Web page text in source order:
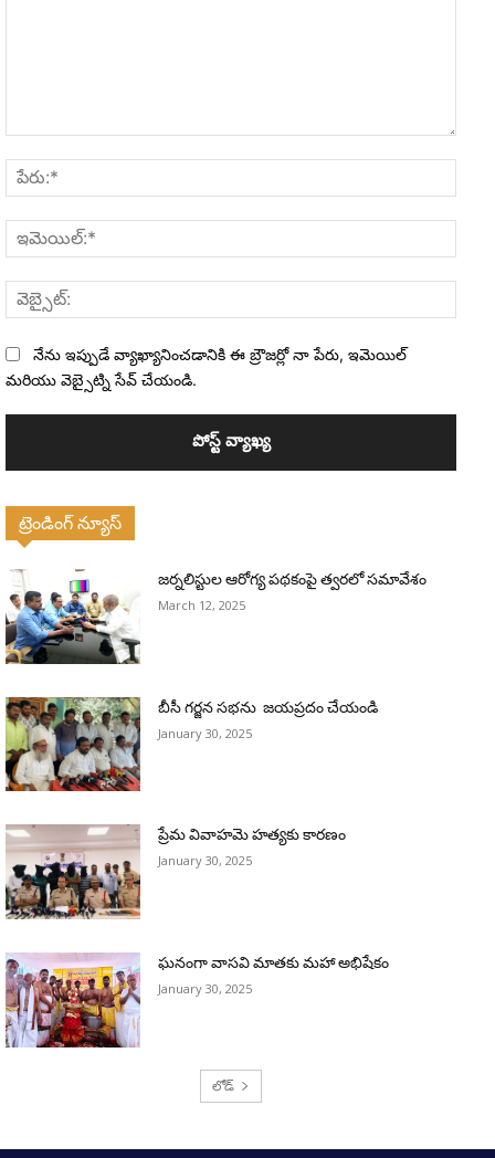
నేను ఇప్పుడే వ్యాఖ్యానించడానికి ఈ బ్రౌజర్లో నా పేరు, ఇమెయిల్
మరియు వెబ్సైట్ని సేవ్ చేయండి.
ట్రెండింగ్ న్యూస్
జర్నలిస్టుల ఆరోగ్య పథకంపై త్వరలో సమావేశం
March 12, 2025
బీసీ గర్జన సభను జయప్రదం చేయండి
January 30, 2025
ప్రేమ వివాహమె హత్యకు కారణం
January 30, 2025
ఘనంగా వాసవి మాతకు మహా అభిషేకం
January 30, 2025
లోడ్